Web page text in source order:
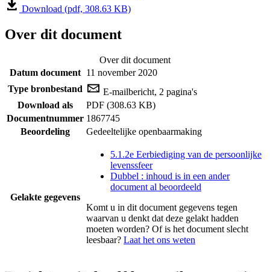
Download (pdf, 308.63 KB)
Over dit document
Over dit document
Datum document 11 november 2020
Type bronbestand
E-mailbericht, 2 pagina's
Download als
PDF (308.63 KB)
Documentnummer 1867745
Beoordeling
Gedeeltelijke openbaarmaking
Gelakte gegevens
5.1.2e Eerbiediging van de persoonlijke
levenssfeer
Dubbel : inhoud is in een ander
document al beoordeeld
Komt u in dit document gegevens tegen
waarvan u denkt dat deze gelakt hadden
moeten worden? Of is het document slecht
leesbaar? Laat het ons weten